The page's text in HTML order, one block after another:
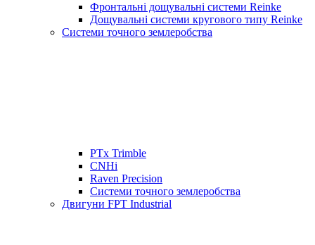
Фронтальні дощувальні системи Reinke
Дощувальні системи кругового типу Reinke
Системи точного землеробства
PTx Trimble
CNHi
Raven Precision
Системи точного землеробства
Двигуни FPT Industrial